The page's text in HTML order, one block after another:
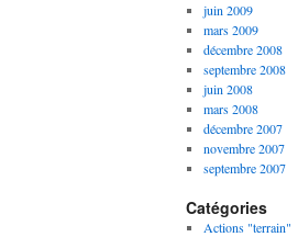
juin 2009
mars 2009
décembre 2008
septembre 2008
juin 2008
mars 2008
décembre 2007
novembre 2007
septembre 2007
Catégories
Actions "terrain"